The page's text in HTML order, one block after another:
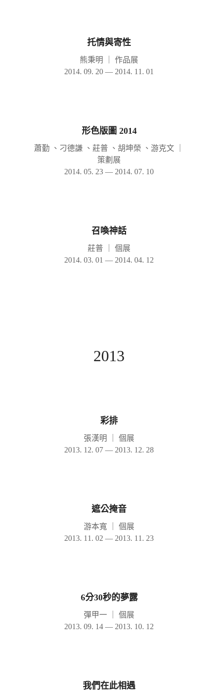
托情與寄性
熊秉明
作品展
2014. 09. 20 — 2014. 11. 01
形色版圖 2014
蕭勤 、刁德謙 、莊普 、胡坤榮 、游克文
策劃展
2014. 05. 23 — 2014. 07. 10
召喚神話
莊普
個展
2014. 03. 01 — 2014. 04. 12
2013
彩排
張漢明
個展
2013. 12. 07 — 2013. 12. 28
遮公掩音
游本寬
個展
2013. 11. 02 — 2013. 11. 23
6分30秒的夢露
彈甲一
個展
2013. 09. 14 — 2013. 10. 12
我們在此相遇